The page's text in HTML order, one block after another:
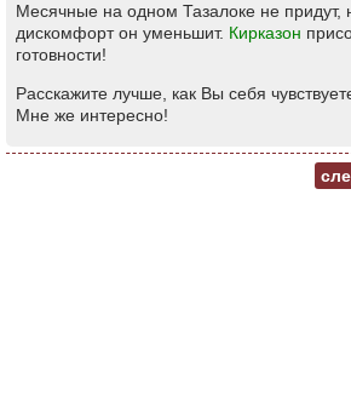
Месячные на одном Тазалоке не придут,
дискомфорт он уменьшит. Кирказон
готовности!
Расскажите лучше, как Вы себя
Мне же интересно!